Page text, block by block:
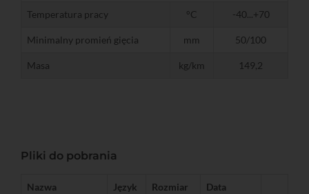
Temperatura pracy °C -40...+70
Minimalny promień gięcia mm 50/100
Masa kg/km 149,2
Pliki do pobrania
Nazwa Język Rozmiar Data